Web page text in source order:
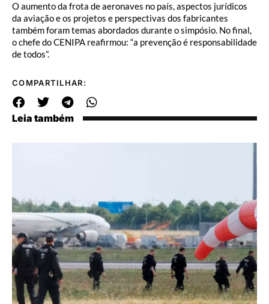
O aumento da frota de aeronaves no país, aspectos jurídicos
da aviação e os projetos e perspectivas dos fabricantes
também foram temas abordados durante o simpósio. No final,
o chefe do CENIPA reafirmou: “a prevenção é responsabilidade
de todos”.
COMPARTILHAR:
Leia também